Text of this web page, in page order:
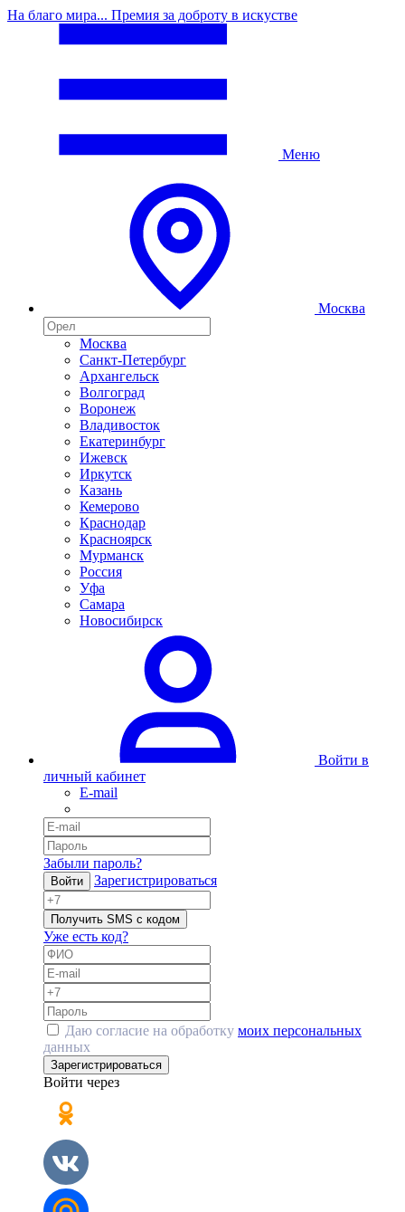
На благо мира... Премия за доброту в искустве
Меню
Москва
Москва
Санкт-Петербург
Архангельск
Волгоград
Воронеж
Владивосток
Екатеринбург
Ижевск
Иркутск
Казань
Кемерово
Краснодар
Красноярск
Мурманск
Россия
Уфа
Самара
Новосибирск
Войти в
личный кабинет
E-mail
Забыли пароль?
Войти Зарегистрироваться
Получить SMS с кодом
Уже есть код?
Даю согласие на обработку моих персональных
данных
Зарегистрироваться
Войти через